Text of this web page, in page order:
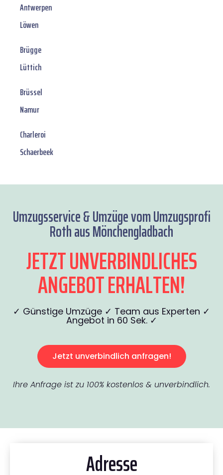
Antwerpen
Löwen
Brügge
Lüttich
Brüssel
Namur
Charleroi
Schaerbeek
Umzugsservice & Umzüge vom Umzugsprofi
Roth aus Mönchengladbach
JETZT UNVERBINDLICHES
ANGEBOT ERHALTEN!
✓ Günstige Umzüge ✓ Team aus Experten ✓
Angebot in 60 Sek. ✓
Jetzt unverbindlich anfragen!
Ihre Anfrage ist zu 100% kostenlos & unverbindlich.
Adresse